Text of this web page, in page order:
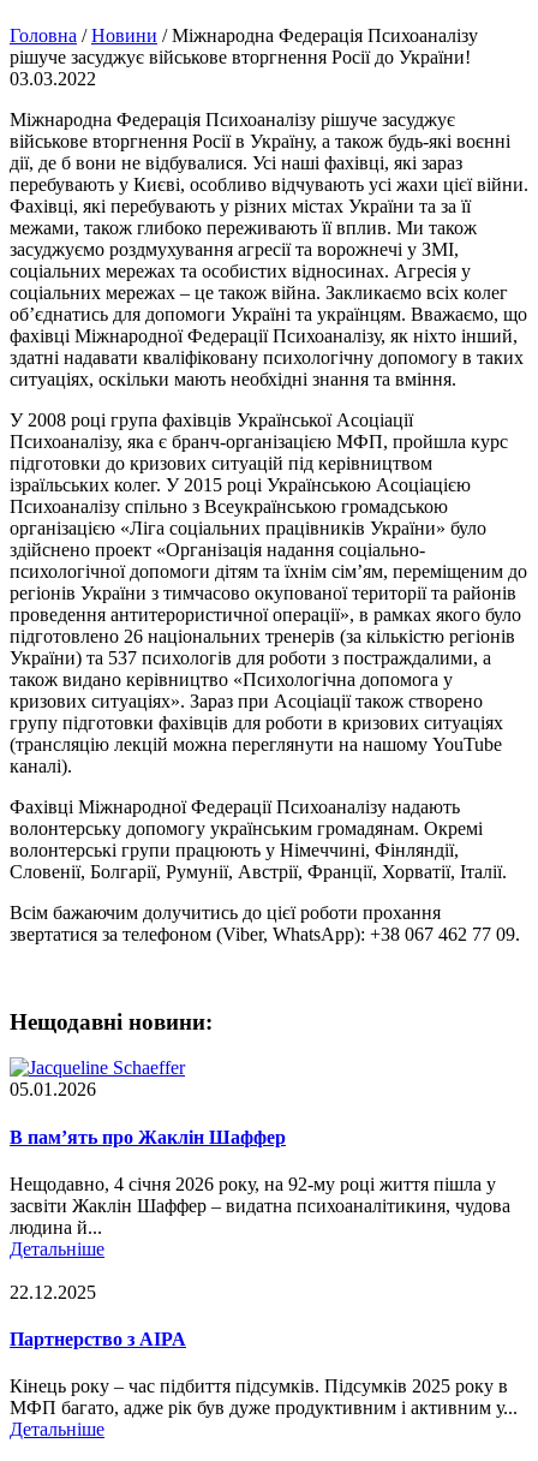
Головна /Новини /Міжнародна Федерація Психоаналізу
рішуче засуджує військове вторгнення Росії до України!
03.03.2022
Міжнародна Федерація Психоаналізу рішуче засуджує
військове вторгнення Росії в Україну, а також будь-які воєнні
дії, де б вони не відбувалися. Усі наші фахівці, які зараз
перебувають у Києві, особливо відчувають усі жахи цієї війни.
Фахівці, які перебувають у різних містах України та за її
межами, також глибоко переживають її вплив. Ми також
засуджуємо роздмухування агресії та ворожнечі у ЗМІ,
соціальних мережах та особистих відносинах. Агресія у
соціальних мережах – це також війна. Закликаємо всіх колег
об’єднатись для допомоги Україні та українцям. Вважаємо, що
фахівці Міжнародної Федерації Психоаналізу, як ніхто інший,
здатні надавати кваліфіковану психологічну допомогу в таких
ситуаціях, оскільки мають необхідні знання та вміння.
У 2008 році група фахівців Української Асоціації
Психоаналізу, яка є бранч-організацією МФП, пройшла курс
підготовки до кризових ситуацій під керівництвом
ізраїльських колег. У 2015 році Українською Асоціацією
Психоаналізу спільно з Всеукраїнською громадською
організацією «Ліга соціальних працівників України» було
здійснено проект «Організація надання соціально-
психологічної допомоги дітям та їхнім сім’ям, переміщеним до
регіонів України з тимчасово окупованої території та районів
проведення антитерористичної операції», в рамках якого було
підготовлено 26 національних тренерів (за кількістю регіонів
України) та 537 психологів для роботи з постраждалими, а
також видано керівництво «Психологічна допомога у
кризових ситуаціях». Зараз при Асоціації також створено
групу підготовки фахівців для роботи в кризових ситуаціях
(трансляцію лекцій можна переглянути на нашому YouTube
каналі).
Фахівці Міжнародної Федерації Психоаналізу надають
волонтерську допомогу українським громадянам. Окремі
волонтерські групи працюють у Німеччині, Фінляндії,
Словенії, Болгарії, Румунії, Австрії, Франції, Хорватії, Італії.
Всім бажаючим долучитись до цієї роботи прохання
звертатися за телефоном (Viber, WhatsApp): +38 067 462 77 09.
Нещодавні новини:
05.01.2026
В пам’ять про Жаклін Шаффер
Нещодавно, 4 січня 2026 року, на 92-му році життя пішла у
засвіти Жаклін Шаффер – видатна психоаналітикиня, чудова
людина й...
Детальніше
22.12.2025
Партнерство з AIPA
Кінець року – час підбиття підсумків. Підсумків 2025 року в
МФП багато, адже рік був дуже продуктивним і активним у...
Детальніше